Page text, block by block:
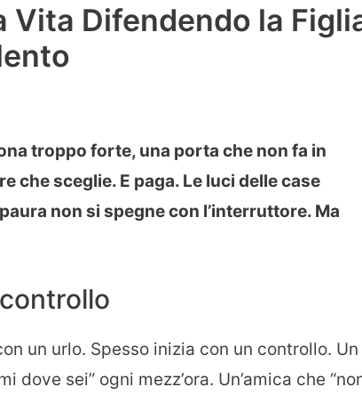
Vita Difendendo la
troppo forte, una porta che non fa in
che sceglie. E paga. Le luci delle case
non si spegne con l’interruttore. Ma
un urlo. Spesso inizia con un controllo. Un
dove sei” ogni mezz’ora. Un’amica che